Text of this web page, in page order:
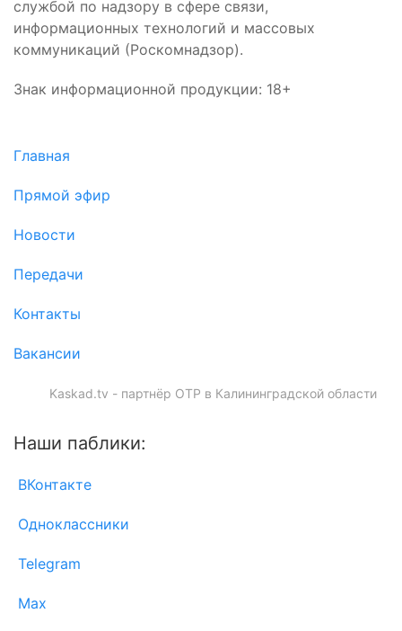
службой по надзору в сфере связи,
информационных технологий и массовых
коммуникаций (Роскомнадзор).
Знак информационной продукции: 18+
Главная
Прямой эфир
Новости
Передачи
Контакты
Вакансии
Kaskad.tv - партнёр ОТР в Калининградской области
Наши паблики:
ВКонтакте
Одноклассники
Telegram
Max